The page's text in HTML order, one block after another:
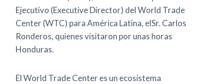
Ejecutivo (Executive Director) del World Trade
Center (WTC) para América Latina, elSr. Carlos
Ronderos, quienes visitaron por unas horas
Honduras.
El World Trade Center es un ecosistema